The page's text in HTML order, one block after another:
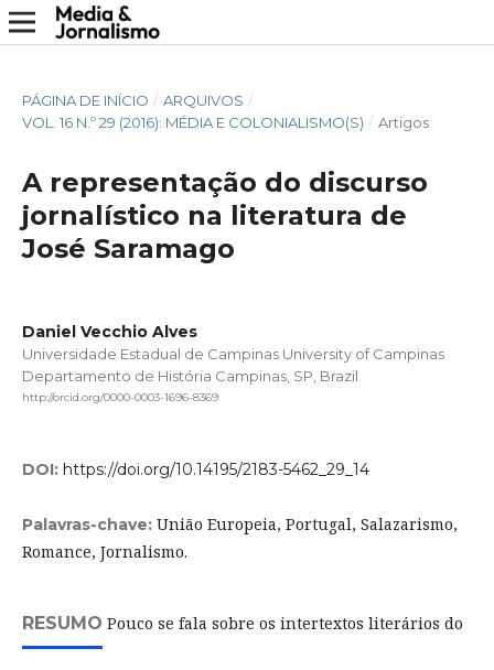
PÁGINA DE INÍCIO / ARQUIVOS /
VOL. 16 N.º 29 (2016): MÉDIA E COLONIALISMO(S) / Artigos
A representação do discurso
jornalístico na literatura de
José Saramago
Daniel Vecchio Alves
Universidade Estadual de Campinas University of Campinas
Departamento de História Campinas, SP, Brazil
http://orcid.org/0000-0003-1696-8369
DOI: https://doi.org/10.14195/2183-5462_29_14
Palavras-chave: União Europeia, Portugal, Salazarismo,
Romance, Jornalismo.
RESUMO Pouco se fala sobre os intertextos literários do